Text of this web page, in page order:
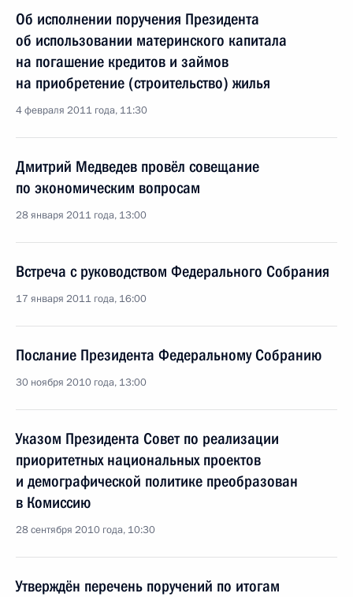
Об исполнении поручения Президента
об использовании материнского капитала
на погашение кредитов и займов
на приобретение (строительство) жилья
4 февраля 2011 года, 11:30
Дмитрий Медведев провёл совещание
по экономическим вопросам
28 января 2011 года, 13:00
Встреча с руководством Федерального Собрания
17 января 2011 года, 16:00
Послание Президента Федеральному Собранию
30 ноября 2010 года, 13:00
Указом Президента Совет по реализации
приоритетных национальных проектов
и демографической политике преобразован
в Комиссию
28 сентября 2010 года, 10:30
Утверждён перечень поручений по итогам